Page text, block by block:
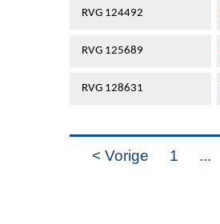
RVG 124492
RVG 125689
RVG 128631
< Vorige 1 ...